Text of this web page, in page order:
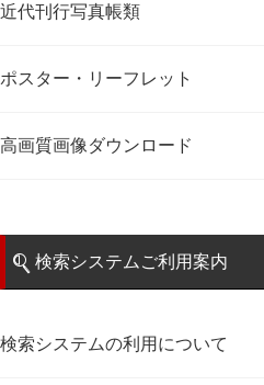
近代刊行写真帳類
ポスター・リーフレット
高画質画像ダウンロード
検索システムご利用案内
検索システムの利用について